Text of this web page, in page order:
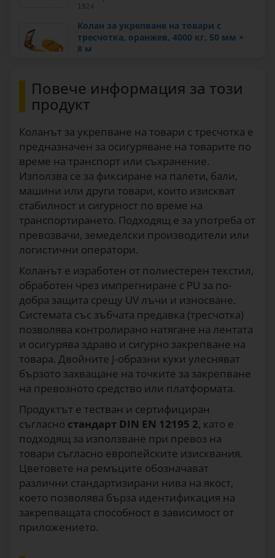
1924
Колан за укрепване на товари с
тресчотка, оранжев, 4000 кг, 50 мм ×
8 м
Колан за укрепване на товари с
тресчотка, оранжев, 4000 кг, 50 мм ×
10 м
1927
Колан за укрепване на товари с
тресчотка, зелен, 2000 кг, 35 мм × 6 м
8 50€/бр.
1928
Повече информация за този
продукт
Коланът за укрепване на товари с тресчотка е
предназначен за осигуряване на товарите по
време на транспорт или съхранение.
Използва се за фиксиране на палети, бали,
машини или други товари, които изискват
стабилност и сигурност по време на
транспортирането. Подходящ е за употреба от
превозвачи, земеделски производители или
логистични оператори.
Коланът е изработен от полиестерен текстил,
обработен чрез импрегниране с PU за по-
добра защита срещу UV лъчи и износване.
Системата със зъбчата предавка (тресчотка)
позволява контролирано натягане на лентата
и осигурява здраво и сигурно закрепване на
товара. Двойните J-образни куки улесняват
бързото захващане на точките за закрепване
на превозното средство или платформата.
Продуктът е тестван и сертифициран
съгласно стандарт DIN EN 12195 2, като е
подходящ за използване при превоз на
товари съгласно европейските изисквания.
Цветовете на ремъците обозначават
различни стандартизирани нива на якост,
което позволява бърза идентификация на
закрепващата способност в зависимост от
приложението.